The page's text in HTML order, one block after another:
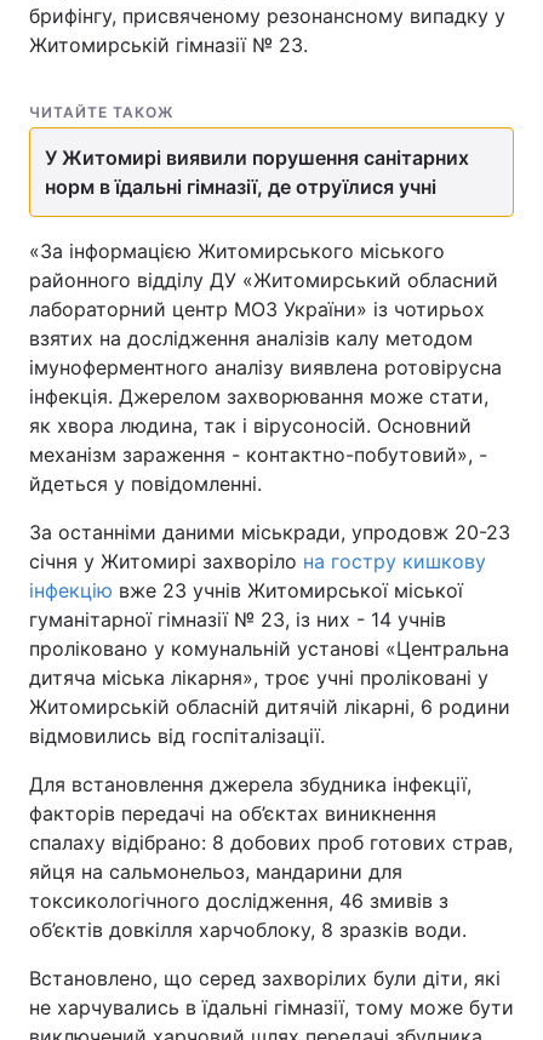
брифінгу, присвяченому резонансному випадку у
Житомирській гімназії № 23.
ЧИТАЙТЕ ТАКОЖ
У Житомирі виявили порушення санітарних
норм в їдальні гімназії, де отруїлися учні
«За інформацією Житомирського міського
районного відділу ДУ «Житомирський обласний
лабораторний центр МОЗ України» із чотирьох
взятих на дослідження аналізів калу методом
імуноферментного аналізу виявлена ротовірусна
інфекція. Джерелом захворювання може стати,
як хвора людина, так і вірусоносій. Основний
механізм зараження - контактно-побутовий», -
йдеться у повідомленні.
За останніми даними міськради, упродовж 20-23
січня у Житомирі захворіло на гостру кишкову
інфекцію вже 23 учнів Житомирської міської
гуманітарної гімназії № 23, із них - 14 учнів
проліковано у комунальній установі «Центральна
дитяча міська лікарня», троє учні проліковані у
Житомирській обласній дитячій лікарні, 6 родини
відмовились від госпіталізації.
Для встановлення джерела збудника інфекції,
факторів передачі на об’єктах виникнення
спалаху відібрано: 8 добових проб готових страв,
яйця на сальмонельоз, мандарини для
токсикологічного дослідження, 46 змивів з
об’єктів довкілля харчоблоку, 8 зразків води.
Встановлено, що серед захворілих були діти, які
не харчувались в їдальні гімназії, тому може бути